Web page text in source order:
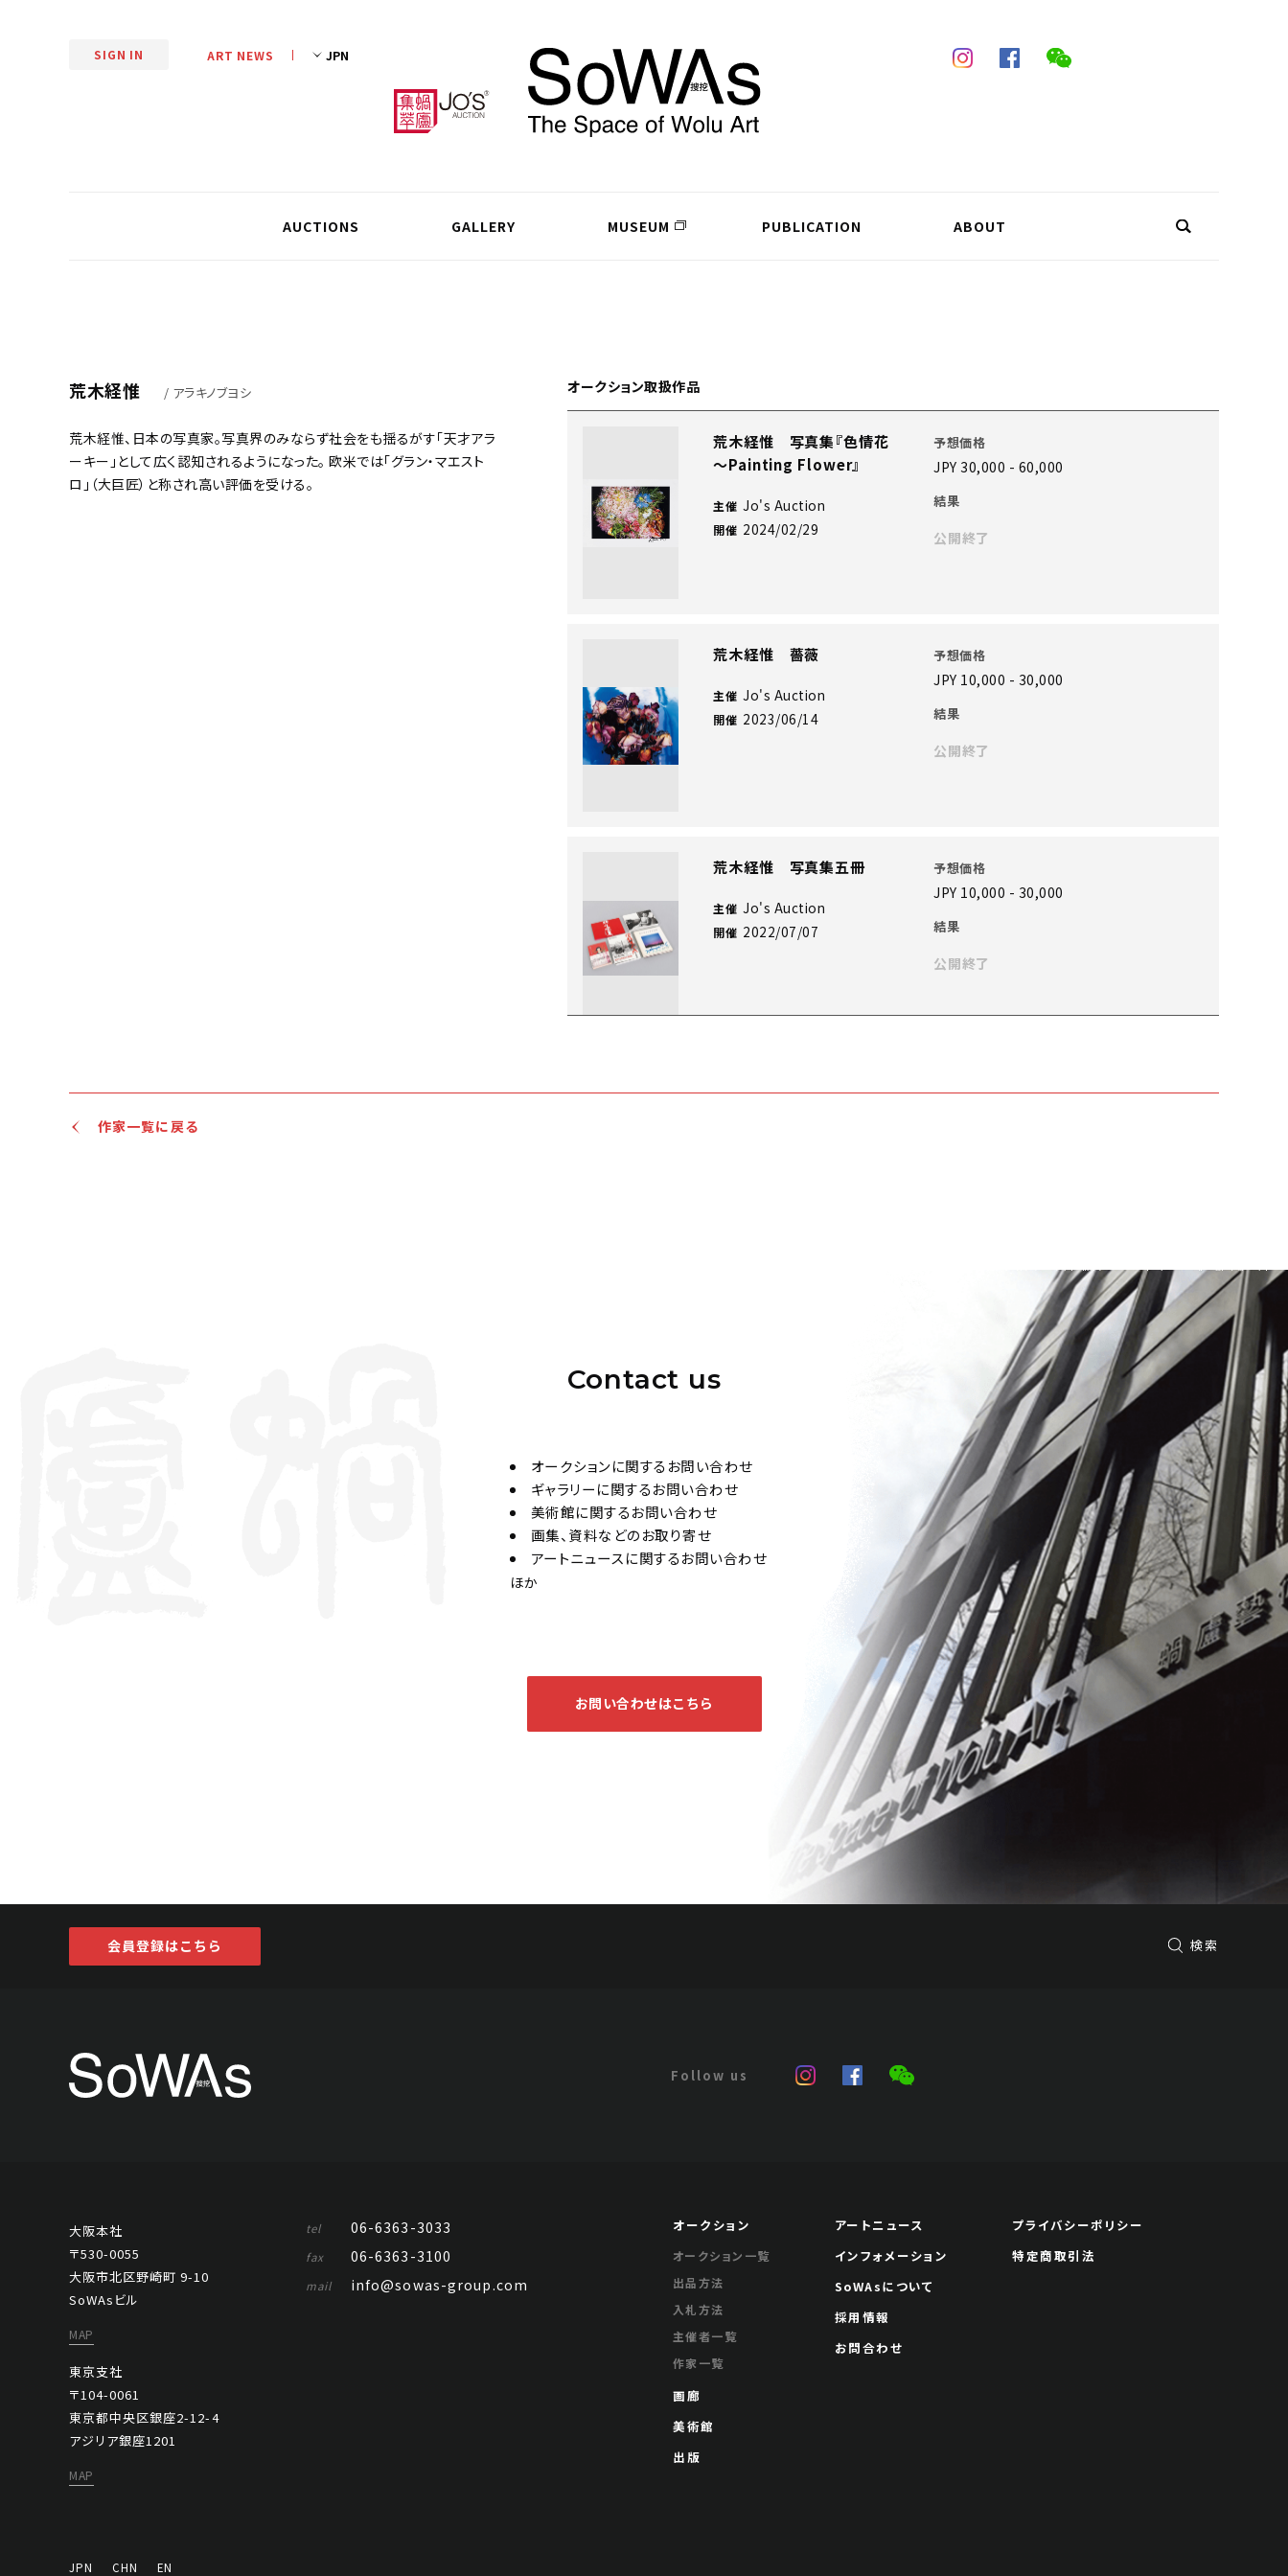
SIGN IN ART NEWS
AUCTIONS GALLERY MUSEUM PUBLICATION ABOUT
荒木経惟 / アラキノブヨシ
荒木経惟、日本の写真家。写真界のみならず社会をも揺るがす「天才アラ
ーキー」として広く認知されるようになった。 欧米では「グラン・マエスト
ロ」（大巨匠）と称され高い評価を受ける。
オークション取扱作品
荒木経惟 写真集『色情花
～Painting Flower』
主催 Jo's Auction
開催 2024/02/29
予想価格
JPY 30,000 - 60,000
結果
公開終了
荒木経惟 薔薇
主催 Jo's Auction
開催 2023/06/14
予想価格
JPY 10,000 - 30,000
結果
公開終了
荒木経惟 写真集五冊
主催 Jo's Auction
開催 2022/07/07
予想価格
JPY 10,000 - 30,000
結果
公開終了
JPY 30,000 - 50,000
公開終了
荒木経惟 荒木經惟攝影集
主催 Jo's Auction
予想価格
JPY 80,000 - 120,000
結果
公開終了
荒木経惟 女人體
2021/07/27
予想価格
JPY 30,000 - 50,000
結果
公開終了
作家一覧に戻る
Contact us
オークションに関するお問い合わせ
ギャラリーに関するお問い合わせ
美術館に関するお問い合わせ
画集、資料などのお取り寄せ
アートニュースに関するお問い合わせ
ほか
お問い合わせはこちら
会員登録はこちら 検索
大阪本社
〒530-0055
大阪市北区野崎町 9-10
SoWAsビル
MAP
東京支社
〒104-0061
東京都中央区銀座2-12-4
アジリア銀座1201
MAP
tel 06-6363-3033
fax 06-6363-3100
mail info@sowas-group.com
オークション
オークション一覧
出品方法
入札方法
主催者一覧
作家一覧
画廊
美術館
出版
アートニュース
インフォメーション
SoWAsについて
採用情報
お問合わせ
プライバシーポリシー
特定商取引法
JPN CHN EN